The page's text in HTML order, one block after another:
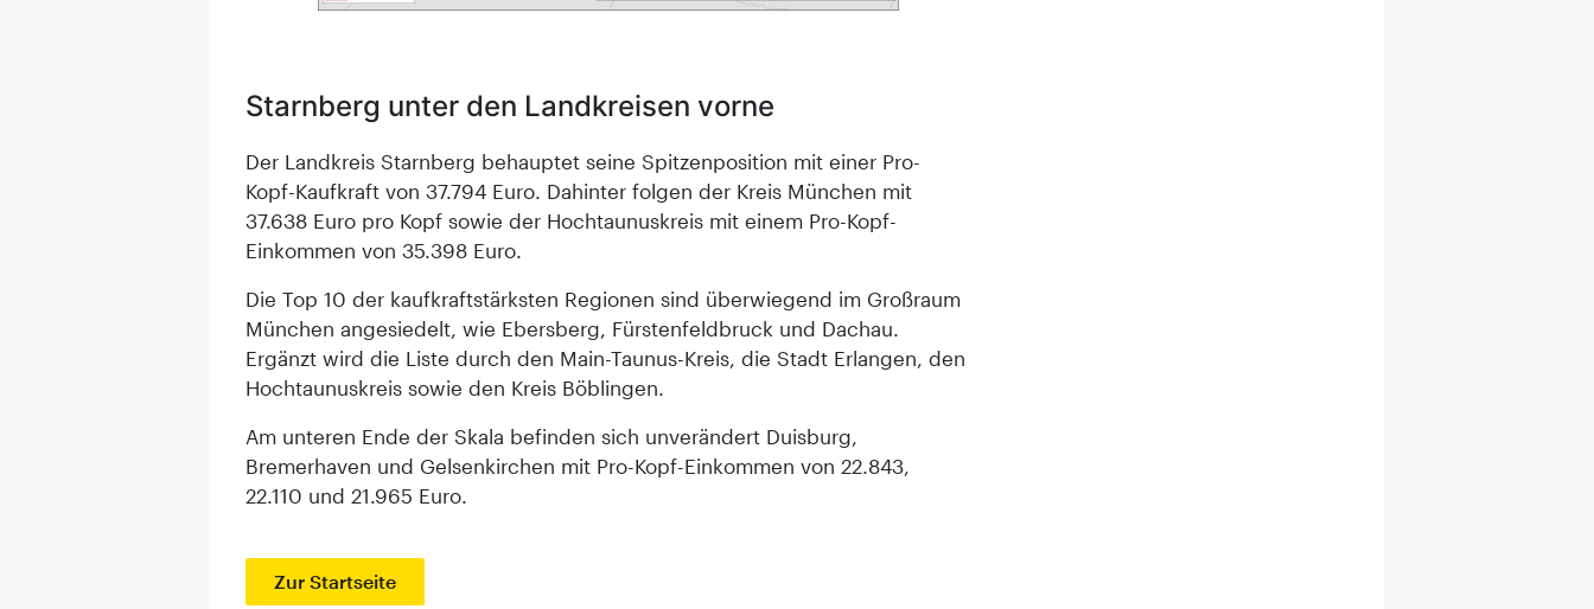
Starnberg unter den Landkreisen vorne
Der Landkreis Starnberg behauptet seine Spitzenposition mit einer Pro-
Kopf-Kaufkraft von 37.794 Euro. Dahinter folgen der Kreis München mit
37.638 Euro pro Kopf sowie der Hochtaunuskreis mit einem Pro-Kopf-
Einkommen von 35.398 Euro.
Die Top 10 der kaufkraftstärksten Regionen sind überwiegend im Großraum
München angesiedelt, wie Ebersberg, Fürstenfeldbruck und Dachau.
Ergänzt wird die Liste durch den Main-Taunus-Kreis, die Stadt Erlangen, den
Hochtaunuskreis sowie den Kreis Böblingen.
Am unteren Ende der Skala befinden sich unverändert Duisburg,
Bremerhaven und Gelsenkirchen mit Pro-Kopf-Einkommen von 22.843,
22.110 und 21.965 Euro.
Zur Startseite